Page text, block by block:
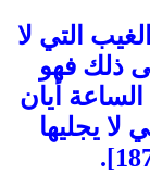
التي لا
ذلك فهو
أيان
لا يجليها